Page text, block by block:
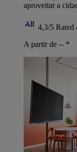
aproveitar a
4,3/5 Rated
A partir de -- *